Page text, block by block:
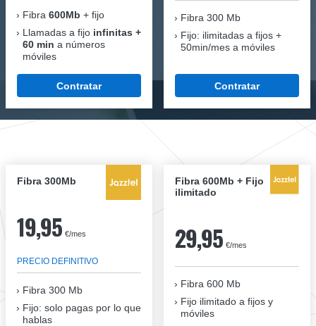
Fibra 600Mb + fijo
Llamadas a fijo infinitas +
60 min a números
móviles
Contratar
Fibra 300 Mb
Fijo: ilimitadas a fijos +
50min/mes a móviles
Contratar
Fibra 300Mb
19,95 €/mes
PRECIO DEFINITIVO
Fibra 300 Mb
Fijo: solo pagas por lo que
hablas
Fibra 600Mb + Fijo
ilimitado
29,95 €/mes
Fibra 600 Mb
Fijo ilimitado a fijos y
móviles